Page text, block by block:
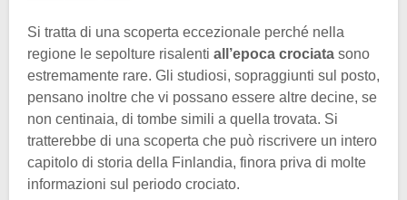
Si tratta di una scoperta eccezionale perché nella
regione le sepolture risalenti all’epoca crociata sono
estremamente rare. Gli studiosi, sopraggiunti sul posto,
pensano inoltre che vi possano essere altre decine, se
non centinaia, di tombe simili a quella trovata. Si
tratterebbe di una scoperta che può riscrivere un intero
capitolo di storia della Finlandia, finora priva di molte
informazioni sul periodo crociato.